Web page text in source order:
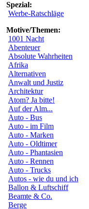
Spezial:
Werbe-Ratschläge
Motive/Themen:
1001 Nacht
Abenteuer
Absolute Wahrheiten
Afrika
Alternativen
Anwalt und Justiz
Architektur
Atom? Ja bitte!
Auf der Alm...
Auto - Bus
Auto - im Film
Auto - Marken
Auto - Oldtimer
Auto - Phantasien
Auto - Rennen
Auto - Trucks
Autos - wie du und ich
Ballon & Luftschiff
Beamte & Co.
Berge